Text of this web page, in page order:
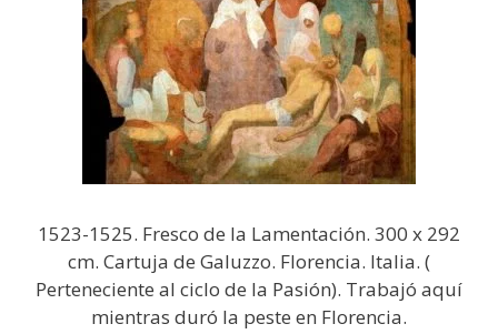
1523-1525. Fresco de la Lamentación. 300 x 292
cm. Cartuja de Galuzzo. Florencia. Italia. (
Perteneciente al ciclo de la Pasión). Trabajó aquí
mientras duró la peste en Florencia.